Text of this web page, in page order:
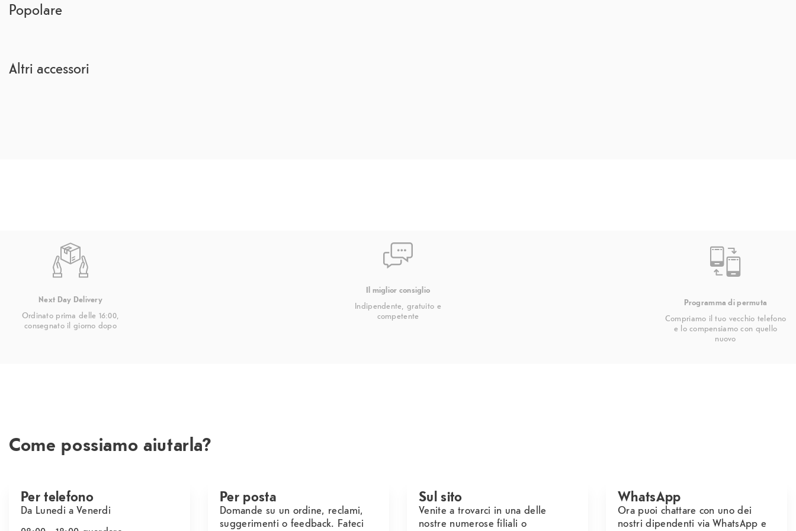
Popolare
Altri accessori
Next Day Delivery
Ordinato prima delle 16:00,
consegnato il giorno dopo
Il miglior consiglio
Indipendente, gratuito e
competente
Programma di permuta
Compriamo il tuo vecchio telefono
e lo compensiamo con quello
nuovo
Come possiamo aiutarla?
Per telefono
Da Lunedi a Venerdi
Per posta
Domande su un ordine, reclami,
suggerimenti o feedback. Fateci
Sul sito
Venite a trovarci in una delle
nostre numerose filiali o
WhatsApp
Ora puoi chattare con uno dei
nostri dipendenti via WhatsApp e